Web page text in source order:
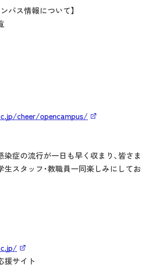
パス情報について】
cheer/opencampus/
症の流行が一日も早く収まり、皆さま
スタッフ・教職員一同楽しみにしてお
援サイト